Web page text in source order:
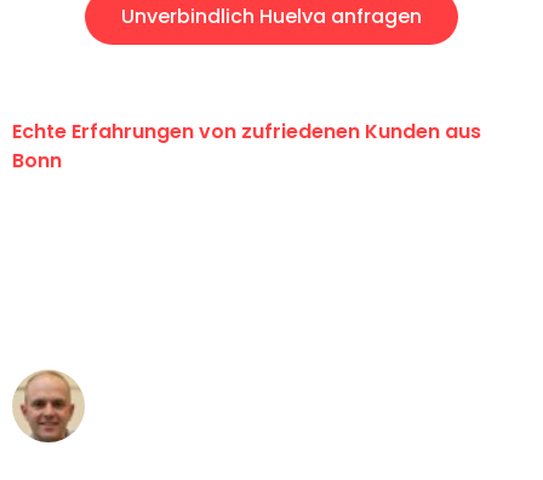
Unverbindlich Huelva anfragen
Echte Erfahrungen von zufriedenen Kunden aus
Bonn